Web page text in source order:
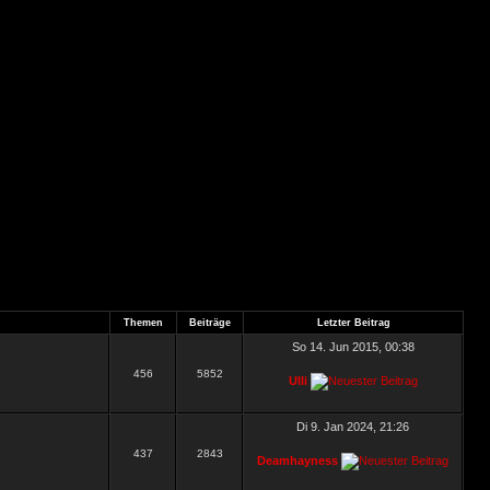
Themen Beiträge Letzter Beitrag
456 5852
So 14. Jun 2015, 00:38
Ulli
437 2843
Di 9. Jan 2024, 21:26
Deamhayness